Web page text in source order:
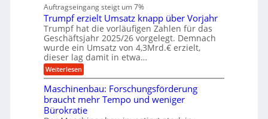
e
n
b
a
u
a
u
f
e
n
f
ü
h
r
u
n
g
e
B
S
r
t
u
n
g
s
f
r
e
i
e
s
H
Auftragseingang steigt um 7%
Trumpf erzielt Umsatz knapp über Vorjahr
Trumpf hat die vorläufigen Zahlen für das
Geschäftsjahr 2025/26 vorgelegt. Demnach
wurde ein Umsatz von 4,3Mrd.€ erzielt,
dieser lag damit in etwa…
Weiterlesen:
T
u
m
p
Maschinenbau: Forschungsförderung
braucht mehr Tempo und weniger
Bürokratie